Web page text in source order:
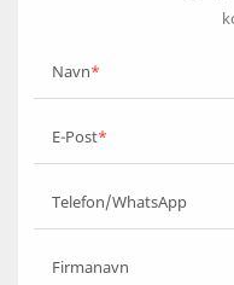
Navn
E-Post
Telefon/WhatsApp
Firmanavn